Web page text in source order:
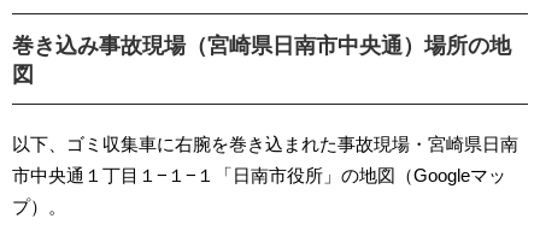
巻き込み事故現場（宮崎県日南市中央通）場所の地
図
以下、ゴミ収集車に右腕を巻き込まれた事故現場・宮崎県日南
市中央通１丁目１−１−１「日南市役所」の地図（Googleマッ
プ）。